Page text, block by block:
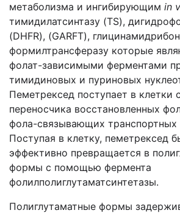
метаболизма и ингибирующим in
тимидилатсинтазу (TS),
(DHFR), (GARFT),
формилтрансферазу которые
фолат-зависимыми ферментами
тимидиновых и пуриновых
Пеметрексед поступает в
переносчика восстановленных
фола-связывающих транспортных
Поступая в клетку, пеметрексед
эффективно превращается в
формы с помощью фермента
фолилполиглутаматсинтетазы.
Полиглутаматные формы